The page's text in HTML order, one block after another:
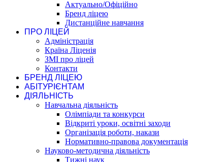
Актуально/Офіційно
Бренд ліцею
Дистанційне навчання
ПРО ЛІЦЕЙ
Адміністрація
Країна Ліценія
ЗМІ про ліцей
Контакти
БРЕНД ЛІЦЕЮ
АБІТУРІЄНТАМ
ДІЯЛЬНІСТЬ
Навчальна діяльність
Олімпіади та конкурси
Відкриті уроки, освітні заходи
Організація роботи, накази
Нормативно-правова документація
Науково-методична діяльність
Тижні наук